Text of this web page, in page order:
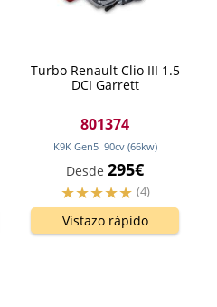
Turbo Renault Clio III 1.5
DCI Garrett
801374
K9K Gen5 90cv (66kw)
Desde 295€
(4)
Vistazo rápido